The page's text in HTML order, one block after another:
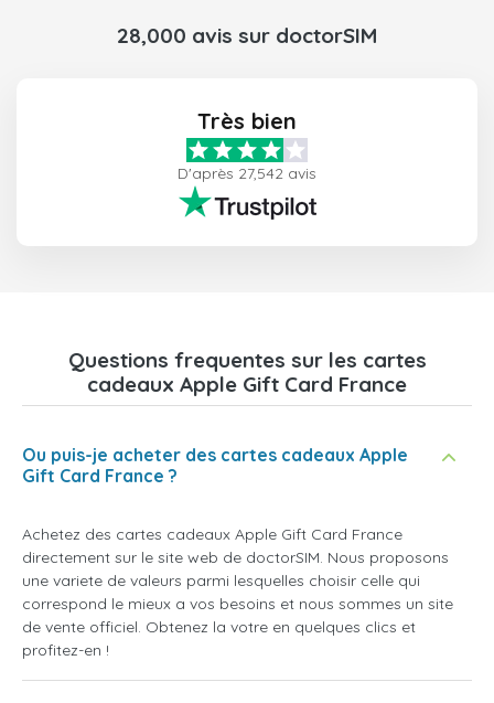
28,000 avis sur doctorSIM
Très bien
D'après 27,542 avis
Questions frequentes sur les cartes
cadeaux Apple Gift Card France
Ou puis-je acheter des cartes cadeaux Apple
Gift Card France ?
Achetez des cartes cadeaux Apple Gift Card France
directement sur le site web de doctorSIM. Nous proposons
une variete de valeurs parmi lesquelles choisir celle qui
correspond le mieux a vos besoins et nous sommes un site
de vente officiel. Obtenez la votre en quelques clics et
profitez-en !